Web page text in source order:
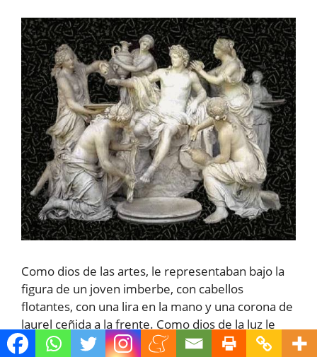
Como dios de las artes, le representaban bajo la
figura de un joven imberbe, con cabellos
flotantes, con una lira en la mano y una corona de
laurel ceñida a la frente. Como dios de la luz le
representaban coronado de rayos, recorriendo